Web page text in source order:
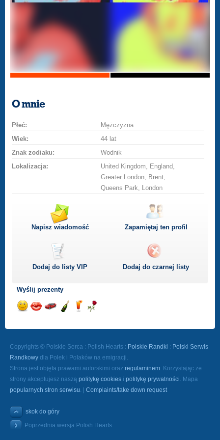
O mnie
Płeć:
Mężczyzna
Wiek:
44 lat
Znak zodiaku:
Wodnik
Lokalizacja:
United Kingdom, England,
Greater London, Brent,
Queens Park, London
Napisz wiadomość Zapamiętaj ten profil
Dodaj do listyVIP Dodaj do czarnej listy
Wyślij prezenty
Copyrights © Polskie Serca : Polish Hearts : Polskie Randki : Polski Serwis
Randkowy dla Polek i Polaków na emigracji.
Strona jest objęta prawami autorskimi oraz regulaminem. Korzystając ze
strony akceptujesz naszą politykę cookies i politykę prywatności. Mapa
popularnych stron serwisu. | Complaints/take down request
skok do góry
Poprzednia wersja Polish Hearts